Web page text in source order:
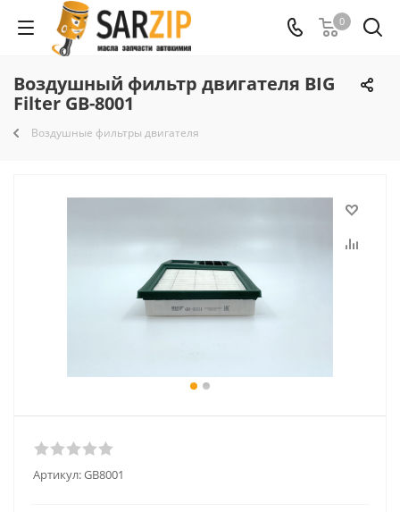
0
Воздушный фильтр двигателя BIG
Filter GB-8001
Воздушные фильтры двигателя
Артикул:GB8001